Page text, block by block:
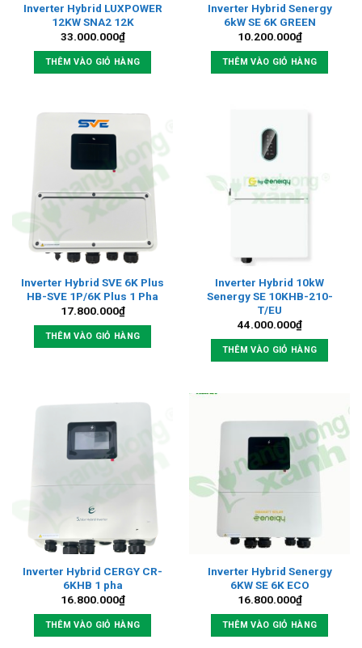
Inverter Hybrid LUXPOWER
12KW SNA2 12K
33.000.000₫
THÊM VÀO GIỎ HÀNG
Inverter Hybrid Senergy
6kW SE 6K GREEN
10.200.000₫
THÊM VÀO GIỎ HÀNG
Inverter Hybrid SVE 6K Plus
HB-SVE 1P/6K Plus 1 Pha
17.800.000₫
THÊM VÀO GIỎ HÀNG
Inverter Hybrid 10kW
Senergy SE 10KHB-210-
T/EU
44.000.000₫
THÊM VÀO GIỎ HÀNG
Inverter Hybrid CERGY CR-
6KHB 1 pha
16.800.000₫
THÊM VÀO GIỎ HÀNG
Inverter Hybrid Senergy
6KW SE 6K ECO
16.800.000₫
THÊM VÀO GIỎ HÀNG